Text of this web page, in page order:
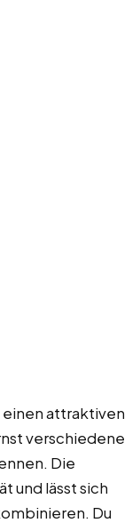
attraktiven
verschiedene
Die
und lässt sich
Du